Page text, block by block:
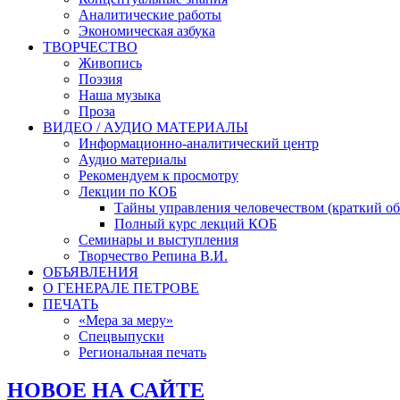
Аналитические работы
Экономическая азбука
ТВОРЧЕСТВО
Живопись
Поэзия
Наша музыка
Проза
ВИДЕО / АУДИО МАТЕРИАЛЫ
Информационно-аналитический центр
Аудио материалы
Рекомендуем к просмотру
Лекции по КОБ
Тайны управления человечеством (краткий
Полный курс лекций КОБ
Семинары и выступления
Творчество Репина В.И.
ОБЪЯВЛЕНИЯ
О ГЕНЕРАЛЕ ПЕТРОВЕ
ПЕЧАТЬ
«Мера за меру»
Спецвыпуски
Региональная печать
НОВОЕ НА САЙТЕ